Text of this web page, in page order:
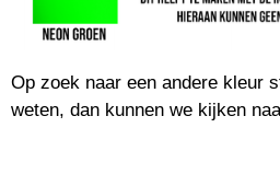
Op zoek naar een andere kleur
weten, dan kunnen we kijken